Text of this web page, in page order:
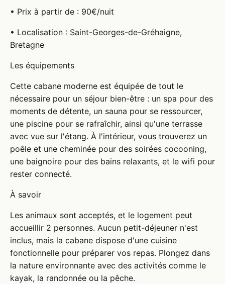
• Prix à partir de : 90€/nuit
• Localisation : Saint-Georges-de-Gréhaigne,
Bretagne
Les équipements
Cette cabane moderne est équipée de tout le
nécessaire pour un séjour bien-être : un spa pour des
moments de détente, un sauna pour se ressourcer,
une piscine pour se rafraîchir, ainsi qu'une terrasse
avec vue sur l'étang. À l'intérieur, vous trouverez un
poêle et une cheminée pour des soirées cocooning,
une baignoire pour des bains relaxants, et le wifi pour
rester connecté.
À savoir
Les animaux sont acceptés, et le logement peut
accueillir 2 personnes. Aucun petit-déjeuner n'est
inclus, mais la cabane dispose d'une cuisine
fonctionnelle pour préparer vos repas. Plongez dans
la nature environnante avec des activités comme le
kayak, la randonnée ou la pêche.